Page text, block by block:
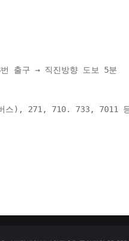
출구 → 직진방향 도보 5분
스), 271, 710. 733, 7011 등